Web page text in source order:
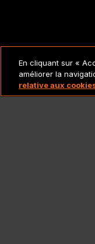
MENTIONS
En cliquant sur «
améliorer la
relative aux